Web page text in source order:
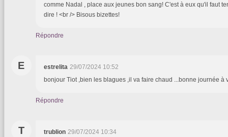
comme Nadal , place aux jeunes bon sang! C'est à eux qu'il faut
dire ! <br /> Bisous bizettes!
Répondre
E estrelita 29/07/2024 10:52
bonjour Tiot ,bien les blagues ,il va faire chaud ...bonne journée à
Répondre
T trublion 29/07/2024 10:34